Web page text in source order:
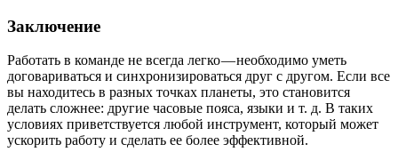
Заключение
Работать в команде не всегда легко — необходимо уметь
договариваться и синхронизироваться друг с другом. Если все
вы находитесь в разных точках планеты, это становится
делать сложнее: другие часовые пояса, языки и т. д. В таких
условиях приветствуется любой инструмент, который может
ускорить работу и сделать ее более эффективной.